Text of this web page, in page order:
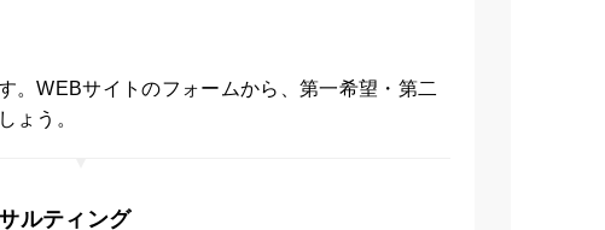
。WEBサイトのフォームから、第一希望・第二
ょう。
ルティング